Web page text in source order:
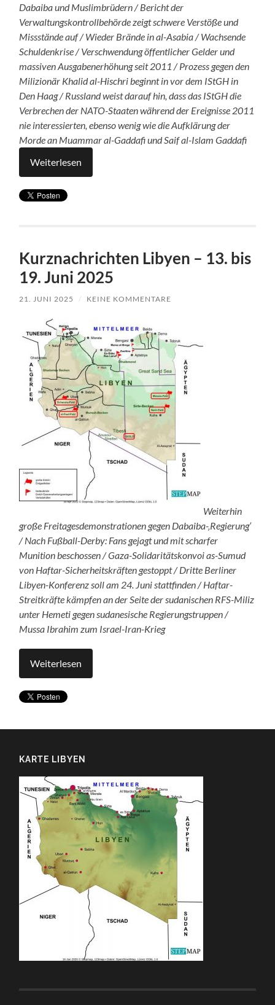
Dabaiba und Muslimbrüdern / Bericht der
Verwaltungskontrollbehörde zeigt schwere Verstöße und
Missstände auf / Wieder Brände in al-Asabia / Wachsende
Schuldenkrise / Verschwendung öffentlicher Gelder und
massiven Ausgabenerhöhung seit 2011 / Prozess gegen den
Milizionär Khalid al-Hischri beginnt in vor dem IStGH in
Den Haag / Russland weist darauf hin, dass das IStGH die
Verbrechen der NATO-Staaten während der Ereignisse 2011
nie interessierten, ebenso wenig wie die Aufklärung der
Morde an Muammar al-Gaddafi und Saif al-Islam Gaddafi
Weiterlesen
Kurznachrichten Libyen – 13. bis
19. Juni 2025
21. JUNI 2025 / KEINE KOMMENTARE
Weiterhin
große Freitagesdemonstrationen gegen Dabaiba-‚Regierung‘
/ Nach Fußball-Derby: Fans gejagt und mit scharfer
Munition beschossen / Gaza-Solidaritätskonvoi as-Sumud
von Haftar-Sicherheitskräften gestoppt / Dritte Berliner
Libyen-Konferenz soll am 24. Juni stattfinden / Haftar-
Streitkräfte kämpfen an der Seite der sudanischen RFS-Miliz
unter Hemeti gegen sudanesische Regierungstruppen /
Mussa Ibrahim zum Israel-Iran-Krieg
Weiterlesen
KARTE LIBYEN